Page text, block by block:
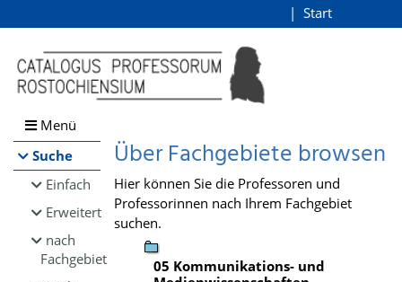
Browsen
direkt zum Inhalt
Start
Menü
Suche
Einfach
Erweitert
nach
Fachgebiet
Über Fachgebiete browsen
Hier können Sie die Professoren und
Professorinnen nach Ihrem Fachgebiet
suchen.
05 Kommunikations- und